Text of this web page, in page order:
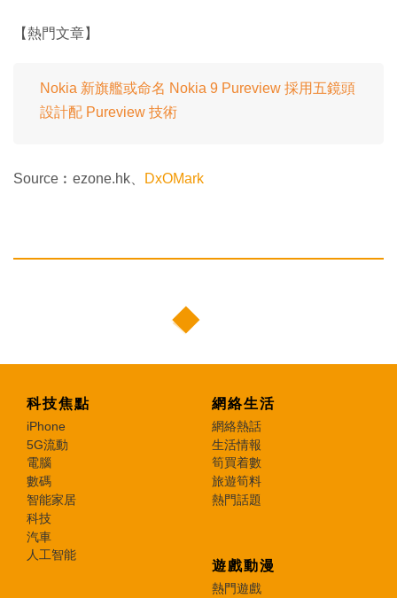
【熱門文章】
Nokia 新旗艦或命名 Nokia 9 Pureview 採用五鏡頭
設計配 Pureview 技術
Source︰ezone.hk、 DxOMark
科技焦點
iPhone
5G流動
電腦
數碼
智能家居
科技
汽車
人工智能
網絡生活
網絡熱話
生活情報
筍買着數
旅遊筍料
熱門話題
遊戲動漫
熱門遊戲